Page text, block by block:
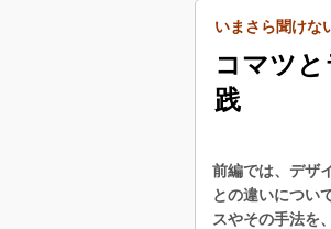
コマツ
践
いまさら聞けな
前編では、デザ
との違いについ
スやその手法を